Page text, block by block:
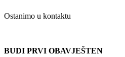
Ostanimo u kontaktu
BUDI PRVI OBAVJEŠTEN